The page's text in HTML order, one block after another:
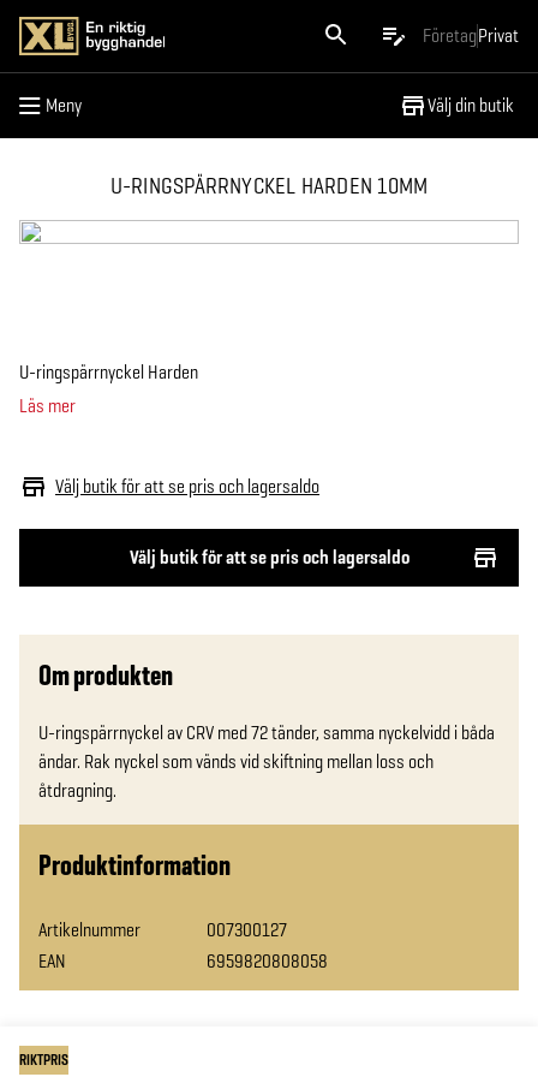
FöretagPrivat
Meny Välj din butik
Meny
U-RINGSPÄRRNYCKEL HARDEN 10MM
Välj butik för att se pris och lagersaldo
Välj butik för att se pris och lagersaldo
U-ringspärrnyckel Harden
Läs mer
Om produkten
U-ringspärrnyckel av CRV med 72 tänder, samma nyckelvidd i båda
ändar. Rak nyckel som vänds vid skiftning mellan loss och
åtdragning.
Produktinformation
Artikelnummer
007300127
EAN
6959820808058
RIKTPRIS